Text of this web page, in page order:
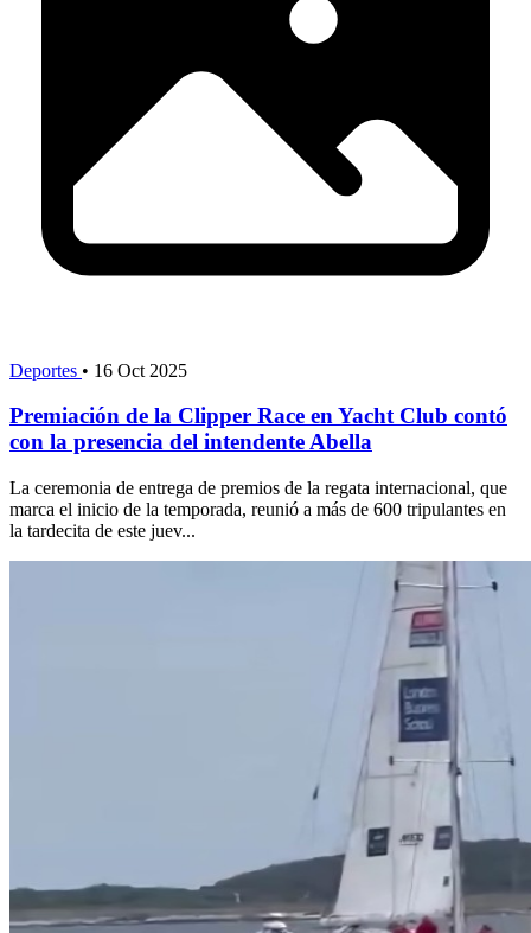
Deportes • 16 Oct 2025
Premiación de la Clipper Race en Yacht Club contó
con la presencia del intendente Abella
La ceremonia de entrega de premios de la regata internacional, que
marca el inicio de la temporada, reunió a más de 600 tripulantes en
la tardecita de este juev...